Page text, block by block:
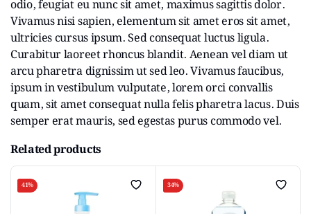
odio, feugiat eu nunc sit amet, maximus sagittis dolor.
Vivamus nisi sapien, elementum sit amet eros sit amet,
ultricies cursus ipsum. Sed consequat luctus ligula.
Curabitur laoreet rhoncus blandit. Aenean vel diam ut
arcu pharetra dignissim ut sed leo. Vivamus faucibus,
ipsum in vestibulum vulputate, lorem orci convallis
quam, sit amet consequat nulla felis pharetra lacus. Duis
semper erat mauris, sed egestas purus commodo vel.
Related products
41% 34%